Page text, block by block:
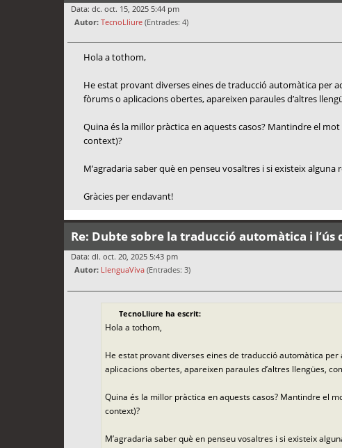
Data: dc. oct. 15, 2025 5:44 pm
Autor: TecnoLliure (Entrades: 4)
Hola a tothom,
He estat provant diverses eines de traducció automàtica per
fòrums o aplicacions obertes, apareixen paraules d’altres
Quina és la millor pràctica en aquests casos? Mantindre el
context)?
M’agradaria saber què en penseu vosaltres i si existeix
Gràcies per endavant!
Re: Dubte sobre la traducció automàtica i l’ús
Data: dl. oct. 20, 2025 5:43 pm
Autor: LlenguaViva (Entrades: 3)
TecnoLliure ha escrit:
Hola a tothom,
He estat provant diverses eines de traducció automàtica
aplicacions obertes, apareixen paraules d’altres llengües,
Quina és la millor pràctica en aquests casos? Mantindre el
context)?
M’agradaria saber què en penseu vosaltres i si existeix